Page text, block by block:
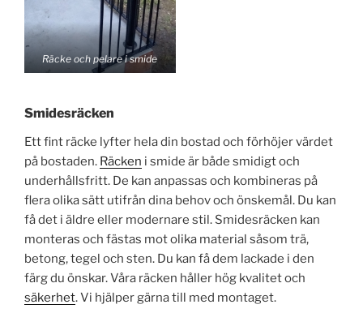
Räcke och pelare i smide
Smidesräcken
Ett fint räcke lyfter hela din bostad och förhöjer värdet
på bostaden. Räcken i smide är både smidigt och
underhållsfritt. De kan anpassas och kombineras på
flera olika sätt utifrån dina behov och önskemål. Du kan
få det i äldre eller modernare stil. Smidesräcken kan
monteras och fästas mot olika material såsom trä,
betong, tegel och sten. Du kan få dem lackade i den
färg du önskar. Våra räcken håller hög kvalitet och
säkerhet. Vi hjälper gärna till med montaget.